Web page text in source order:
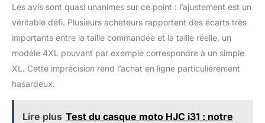
Les avis sont quasi unanimes sur ce point : l’ajustement est un
véritable défi. Plusieurs acheteurs rapportent des écarts très
importants entre la taille commandée et la taille réelle, un
modèle 4XL pouvant par exemple correspondre à un simple
XL. Cette imprécision rend l’achat en ligne particulièrement
hasardeux.
Lire plus Test du casque moto HJC i31 : notre